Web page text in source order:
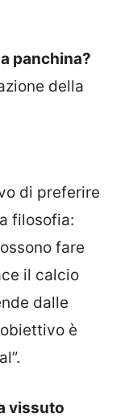
panchina?
della
di preferire
filosofia:
fare
il calcio
dalle
è
vissuto